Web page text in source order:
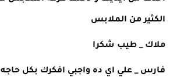
الكثير من الملابس
ملاك _ طيب شكرا
فارس _ علي اي ده واجبي افكرك بكل حاجه